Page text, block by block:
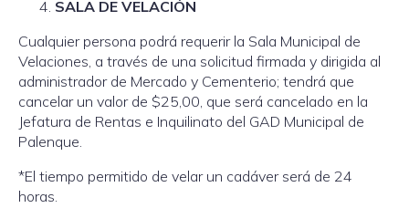
SALA DE VELACIÓN
Cualquier persona podrá requerir la Sala Municipal de
Velaciones, a través de una solicitud firmada y dirigida al
administrador de Mercado y Cementerio; tendrá que
cancelar un valor de $25,00, que será cancelado en la
Jefatura de Rentas e Inquilinato del GAD Municipal de
Palenque.
*El tiempo permitido de velar un cadáver será de 24
horas.